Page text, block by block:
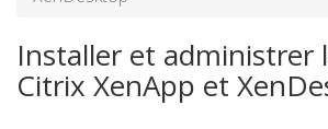
Installer et administrer
Citrix XenApp et